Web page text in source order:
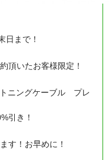
日まで！
頂いたお客様限定！
ニングケーブル プレ
引き！
す！お早めに！